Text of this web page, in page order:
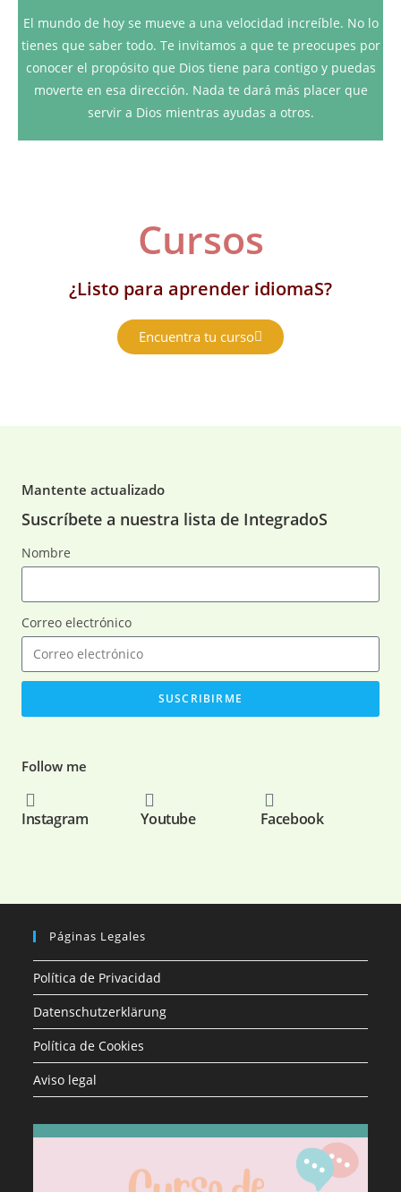
El mundo de hoy se mueve a una velocidad increíble. No lo
tienes que saber todo. Te invitamos a que te preocupes por
conocer el propósito que Dios tiene para contigo y puedas
moverte en esa dirección. Nada te dará más placer que
servir a Dios mientras ayudas a otros.
Trabajo Integrados
Te ayudamos a usar el internet, las redes sociales,
de manera que agrade a Dios. Nuestros servicios
como agencia te proveerán las herramientas para
Cursos
¿Listo para aprender idiomaS?
Encuentra tu curso
Mantente actualizado
Suscríbete a nuestra lista de IntegradoS
Nombre
Correo electrónico
SUSCRIBIRME
Follow me
Instagram Youtube Facebook
Páginas Legales
Política de Privacidad
Datenschutzerklärung
Política de Cookies
Aviso legal